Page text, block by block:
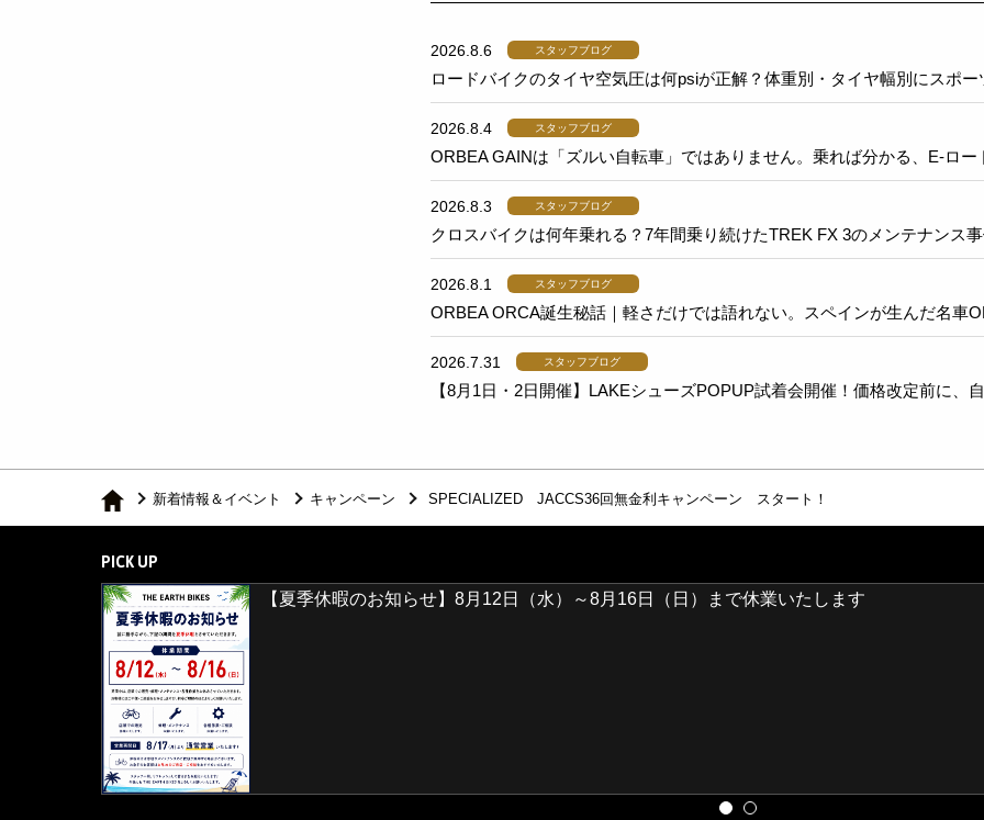
2026.8.6 スタッフブログ
ロードバイクのタイヤ空気圧は何psiが正解？体重別・タイヤ幅別にスポ
2026.8.4 スタッフブログ
ORBEA GAINは「ズルい自転車」ではありません。乗れば分かる、E-ロ
2026.8.3 スタッフブログ
クロスバイクは何年乗れる？7年間乗り続けたTREK FX 3のメンテナンス
2026.8.1 スタッフブログ
ORBEA ORCA誕生秘話｜軽さだけでは語れない。スペインが生んだ名車
2026.7.31 スタッフブログ
【8月1日・2日開催】LAKEシューズPOPUP試着会開催！価格改定前に、
新着情報＆イベント キャンペーン SPECIALIZED JACCS36回無金利キャンペーン スタート！
PICK UP
【夏季休暇のお知らせ】8月12日（水）～8月16日（日）まで休業いたします
【2026年8月29日(土)・30日(日)開催】ORBEA試乗会＆バレイワークス買取イベント開催